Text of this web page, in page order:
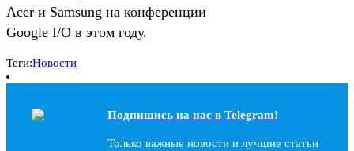
Acer и Samsung на конференции
Google I/O в этом году.
Теги:Новости
Подпишись на наc в Telegram!
Только важные новости и лучшие статьи